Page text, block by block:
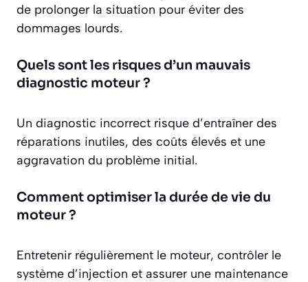
de prolonger la situation pour éviter des
dommages lourds.
Quels sont les risques d’un mauvais
diagnostic moteur ?
Un diagnostic incorrect risque d’entraîner des
réparations inutiles, des coûts élevés et une
aggravation du problème initial.
Comment optimiser la durée de vie du
moteur ?
Entretenir régulièrement le moteur, contrôler le
système d’injection et assurer une maintenance